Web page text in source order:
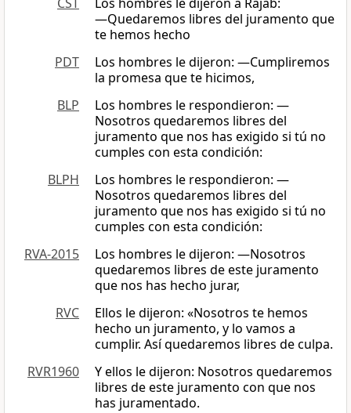
―Quedaremos libres del juramento que
te hemos hecho
PDT
Los hombres le dijeron: —Cumpliremos
la promesa que te hicimos,
BLP
Los hombres le respondieron: —
Nosotros quedaremos libres del
juramento que nos has exigido si tú no
cumples con esta condición:
BLPH
Los hombres le respondieron: —
Nosotros quedaremos libres del
juramento que nos has exigido si tú no
cumples con esta condición:
RVA-2015
Los hombres le dijeron: —Nosotros
quedaremos libres de este juramento
que nos has hecho jurar,
RVC
Ellos le dijeron: «Nosotros te hemos
hecho un juramento, y lo vamos a
cumplir. Así quedaremos libres de culpa.
RVR1960
Y ellos le dijeron: Nosotros quedaremos
libres de este juramento con que nos
has juramentado.